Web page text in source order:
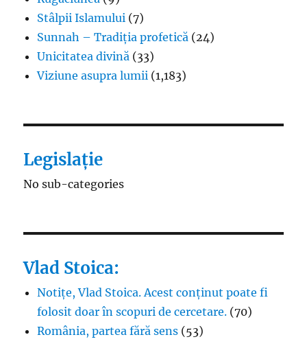
Stâlpii Islamului (7)
Sunnah – Tradiția profetică (24)
Unicitatea divină (33)
Viziune asupra lumii (1,183)
Legislație
No sub-categories
Vlad Stoica:
Notițe, Vlad Stoica. Acest conținut poate fi
folosit doar în scopuri de cercetare. (70)
România, partea fără sens (53)